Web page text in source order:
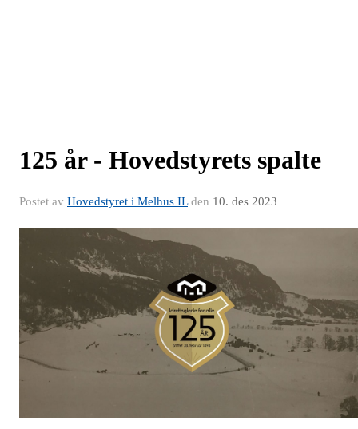
125 år - Hovedstyrets spalte
Postet av Hovedstyret i Melhus ILden 10. des 2023